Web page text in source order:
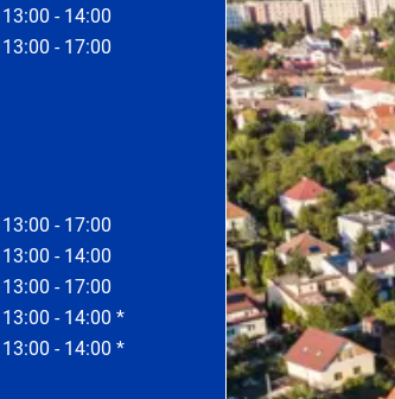
13:00 - 14:00
13:00 - 17:00
13:00 - 17:00
13:00 - 14:00
13:00 - 17:00
13:00 - 14:00 *
13:00 - 14:00 *